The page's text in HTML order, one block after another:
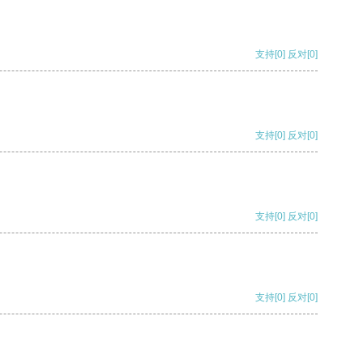
支持[0] 反对[0]
支持[0] 反对[0]
支持[0] 反对[0]
支持[0] 反对[0]